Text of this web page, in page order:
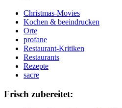
Christmas-Movies
Kochen & beeindrucken
Orte
profane
Restaurant-Kritiken
Restaurants
Rezepte
sacre
Frisch zubereitet: